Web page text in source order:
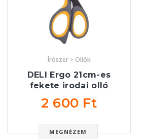
Írószer > Ollók
DELI Ergo 21cm-es
fekete irodai olló
2 600 Ft
MEGNÉZEM